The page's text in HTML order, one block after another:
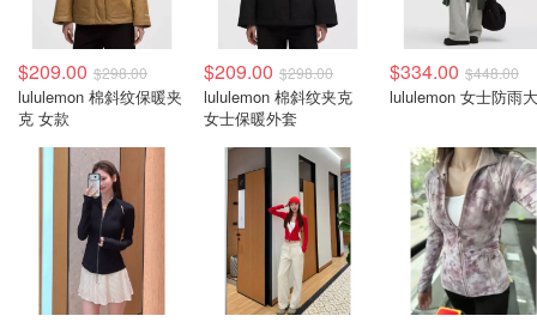
$209.00 $298.00
lululemon 棉斜纹保暖夹
克 女款
$209.00 $298.00
lululemon 棉斜纹夹克
女士保暖外套
$334.00 $448.00
lululemon 女士防雨